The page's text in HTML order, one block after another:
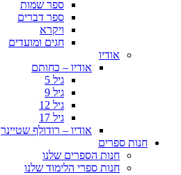
ספר שמות
ספר דברים
ויקרא
חגים ומועדים
אודיו
אודיו – כחותם
גיל 5
גיל 9
גיל 12
גיל 17
אודיו – רודולף שטיינר
חנות ספרים
חנות הספרים שלנו
חנות ספרי הלימוד שלנו